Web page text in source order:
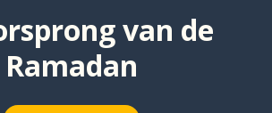
van de
Ramadan